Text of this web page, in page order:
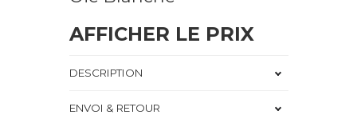
AFFICHER LE PRIX
DESCRIPTION
ENVOI & RETOUR